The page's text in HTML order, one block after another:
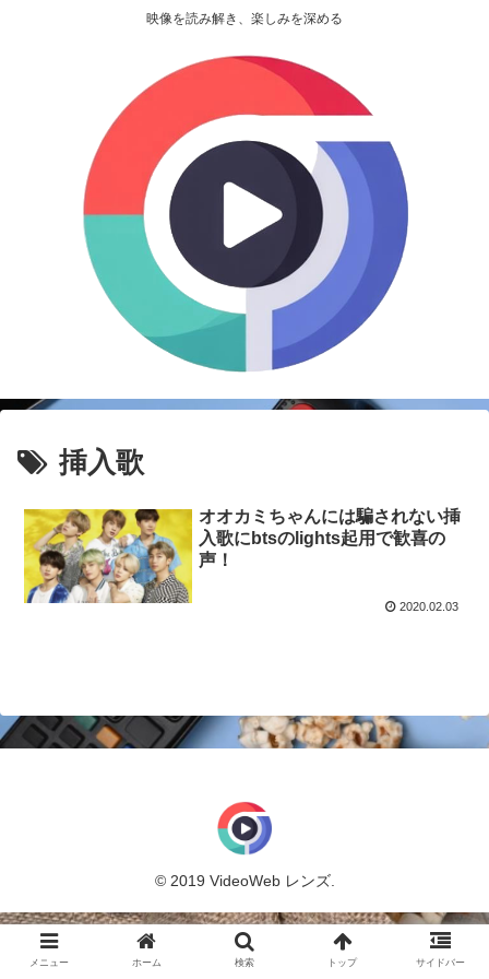
映像を読み解き、楽しみを深める
挿入歌
オオカミちゃんには騙されない挿
入歌にbtsのlights起用で歓喜の
声！
2020.02.03
© 2019 VideoWeb レンズ.
メニュー ホーム 検索 トップ サイドバー